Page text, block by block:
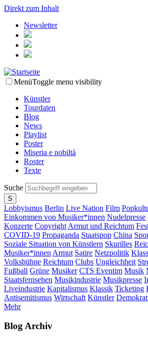
Direkt zum Inhalt
Newsletter
MenüToggle menu visibility
Künstler
Tourdaten
Blog
News
Playlist
Poster
Miseria e nobiltà
Roster
Texte
Suche
Lobbyismus Berlin Live Nation Film
Einkommen von Musiker*innen Nudelpresse
Konzerte Copyright Armut und Reichtum
COVID-19 Propaganda Staatspop China
Soziale Situation von Künstlern Skurilles
Musiker*innen Armut Satire Netzpolitik
Volksbühne Reichtum Clubs Ungleichheit
Fußball Grüne Musiker CTS Eventim Musik
Staatsfernsehen Musikindustrie Musikpresse
Liveindustrie Kapitalismus Klassik Ticketing
Antisemitismus Wirtschaft Künstler
Mehr
Blog Archiv